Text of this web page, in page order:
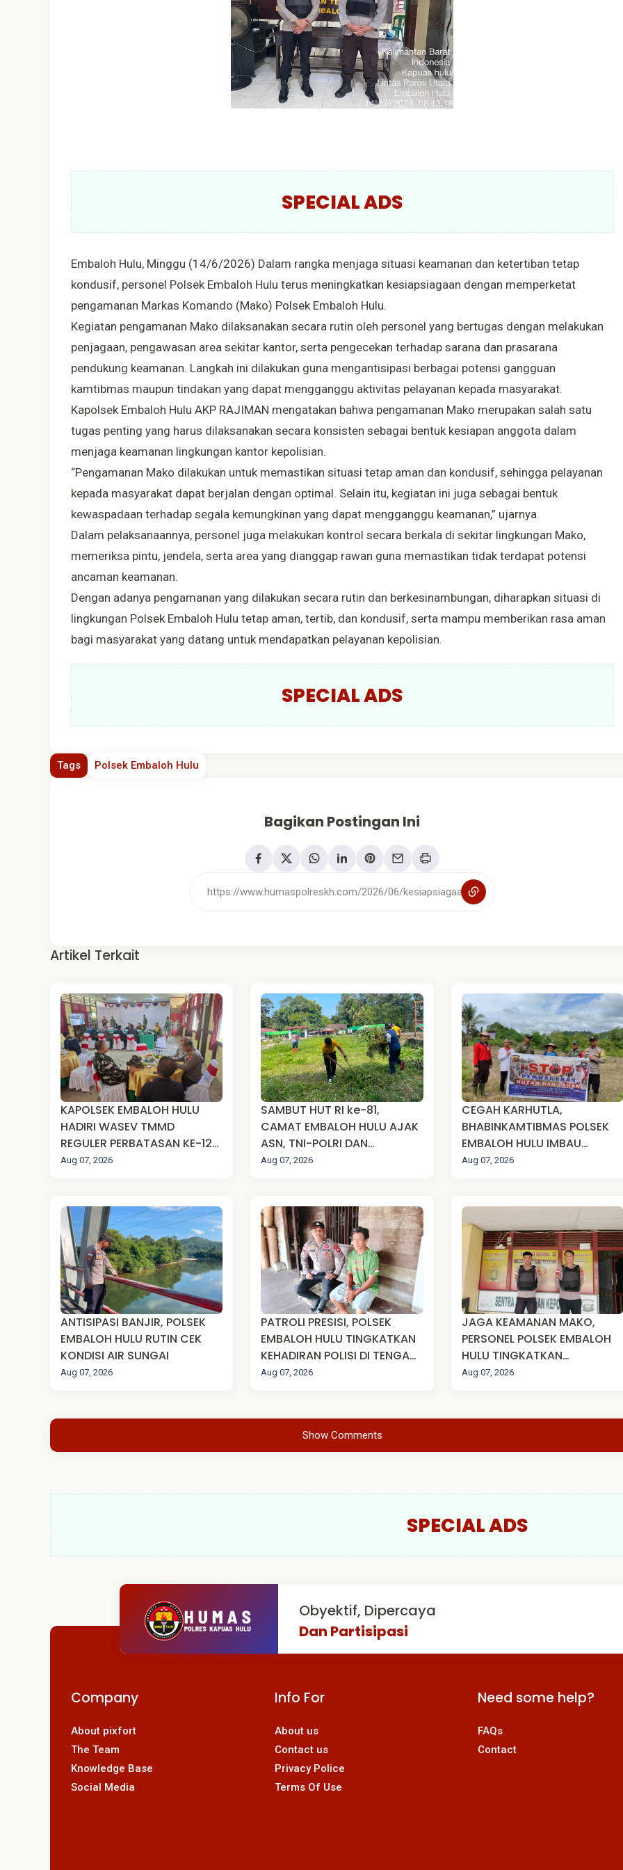
SPECIAL ADS
Embaloh Hulu, Minggu (14/6/2026) Dalam rangka menjaga situasi keamanan dan ketertiban tetap
kondusif, personel Polsek Embaloh Hulu terus meningkatkan kesiapsiagaan dengan memperketat
pengamanan Markas Komando (Mako) Polsek Embaloh Hulu.
Kegiatan pengamanan Mako dilaksanakan secara rutin oleh personel yang bertugas dengan melakukan
penjagaan, pengawasan area sekitar kantor, serta pengecekan terhadap sarana dan prasarana
pendukung keamanan. Langkah ini dilakukan guna mengantisipasi berbagai potensi gangguan
kamtibmas maupun tindakan yang dapat mengganggu aktivitas pelayanan kepada masyarakat.
Kapolsek Embaloh Hulu AKP RAJIMAN mengatakan bahwa pengamanan Mako merupakan salah satu
tugas penting yang harus dilaksanakan secara konsisten sebagai bentuk kesiapan anggota dalam
menjaga keamanan lingkungan kantor kepolisian.
“Pengamanan Mako dilakukan untuk memastikan situasi tetap aman dan kondusif, sehingga pelayanan
kepada masyarakat dapat berjalan dengan optimal. Selain itu, kegiatan ini juga sebagai bentuk
kewaspadaan terhadap segala kemungkinan yang dapat mengganggu keamanan,” ujarnya.
Dalam pelaksanaannya, personel juga melakukan kontrol secara berkala di sekitar lingkungan Mako,
memeriksa pintu, jendela, serta area yang dianggap rawan guna memastikan tidak terdapat potensi
ancaman keamanan.
Dengan adanya pengamanan yang dilakukan secara rutin dan berkesinambungan, diharapkan situasi di
lingkungan Polsek Embaloh Hulu tetap aman, tertib, dan kondusif, serta mampu memberikan rasa aman
bagi masyarakat yang datang untuk mendapatkan pelayanan kepolisian.
SPECIAL ADS
Tags Polsek Embaloh Hulu
Bagikan Postingan Ini
Artikel Terkait
KAPOLSEK EMBALOH HULU
HADIRI WASEV TMMD
REGULER PERBATASAN KE-129
TA 2026 DI DESA SUNGAI
Aug 07, 2026
SAMBUT HUT RI ke-81,
CAMAT EMBALOH HULU AJAK
ASN, TNI-POLRI DAN
MASYARAKAT GOTONG
Aug 07, 2026
CEGAH KARHUTLA,
BHABINKAMTIBMAS POLSEK
EMBALOH HULU IMBAU
WARGA TIDAK MEMBAKAR
Aug 07, 2026
ANTISIPASI BANJIR, POLSEK
EMBALOH HULU RUTIN CEK
KONDISI AIR SUNGAI
Aug 07, 2026
PATROLI PRESISI, POLSEK
EMBALOH HULU TINGKATKAN
KEHADIRAN POLISI DI TENGAH
MASYARAKAT
Aug 07, 2026
JAGA KEAMANAN MAKO,
PERSONEL POLSEK EMBALOH
HULU TINGKATKAN
KEWASPADAAN MELALUI
Aug 07, 2026
Show Comments
SPECIAL ADS
Obyektif, Dipercaya
Dan Partisipasi
Company
About pixfort
The Team
Knowledge Base
Social Media
Info For
About us
Contact us
Privacy Police
Terms Of Use
Need some help?
FAQs
Contact